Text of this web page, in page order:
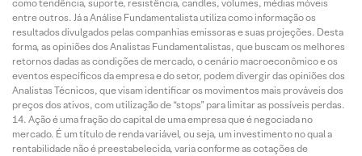
como tendência, suporte, resistência, candles, volumes, médias móveis
entre outros. Já a Análise Fundamentalista utiliza como informação os
resultados divulgados pelas companhias emissoras e suas projeções. Desta
forma, as opiniões dos Analistas Fundamentalistas, que buscam os melhores
retornos dadas as condições de mercado, o cenário macroeconômico e os
eventos específicos da empresa e do setor, podem divergir das opiniões dos
Analistas Técnicos, que visam identificar os movimentos mais prováveis dos
preços dos ativos, com utilização de “stops” para limitar as possíveis perdas.
Ação é uma fração do capital de uma empresa que é negociada no
mercado. É um título de renda variável, ou seja, um investimento no qual a
rentabilidade não é preestabelecida, varia conforme as cotações de